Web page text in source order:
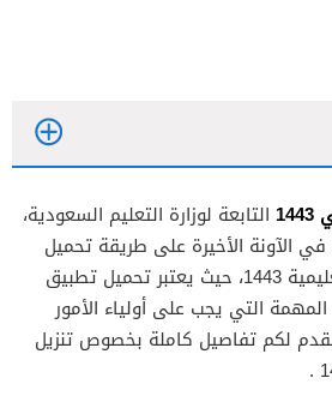
روضتي للأندرويد
روضتي للأيفون
التابعة لوزارة التعليم السعودية،
الآونة الأخيرة على طريقة تحميل
تطبيق منصة روضتي التعليمية 1443، حيث يعتبر تحميل تطبيق
التي يجب على أولياء الأمور
لكم تفاصيل كاملة بخصوص تنزيل